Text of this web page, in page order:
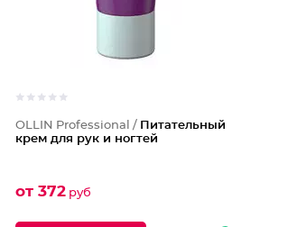
OLLIN Professional / Питательный
крем для рук и ногтей
от 372руб